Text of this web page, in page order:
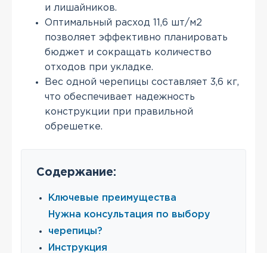
и лишайников.
Оптимальный расход 11,6 шт/м2
позволяет эффективно планировать
бюджет и сокращать количество
отходов при укладке.
Вес одной черепицы составляет 3,6 кг,
что обеспечивает надежность
конструкции при правильной
обрешетке.
Содержание:
Ключевые преимущества
Нужна консультация по выбору
черепицы?
Инструкция